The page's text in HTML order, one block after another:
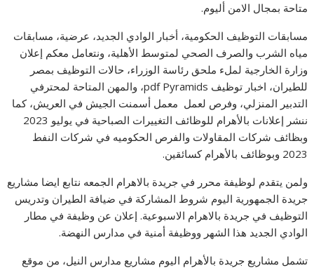
متاحة بمجال الامن أليوم.
مسابقات التوظيف الحكومية، أخبار الوادي الجديد، عرضية، مسابقات
مياه الشرب والصرف الصحي لمتوسط ​​الأهلية، ونتعامل معكم إعلان
وزارة الخارجية لملء ملحق رئاسة الوزراء، حالات التوظيف بمصر
للطيران، اخبار توظيف pdf Pyramids، والمهن المتاحة لمحترفي
التدبير المنزلي، وفرص لعمل معمل أسمنت الجيش في العريش، كما
ننشر إعلانات بالأهرام للوظائف التغييرات الصباحية في يوليو 2023
وبظائف شركات المقاولات والفرص الحكوميه في شركات النفط
2023 وبوظائف بالأهرام كسائقين.
ولمن يتقدم لوظيفة محرر في جريدة بالاهرام الجمعه نتابع ايضا مشاريع
جريدة الجمهورية اليوم شروط المشاركة في ضيافة الطيران وتدريس
التوظيف في جريدة بالاهرام الاسبوعية. إعلان عن وظيفة في مطار
الوادي الجديد هذا الشهر ووظيفة أمنية في مدارس النهضة.
تشمل مشاريع جريدة بالأهرام اليوم مشاريع مدارس النيل، من موقع